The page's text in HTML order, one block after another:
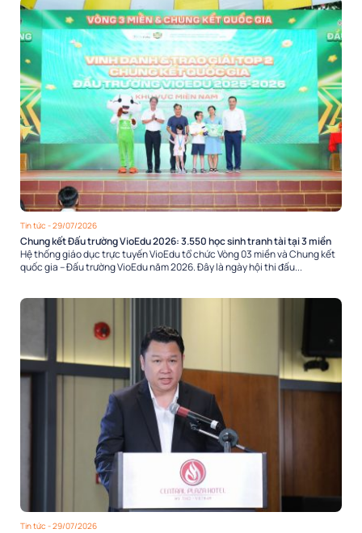
Tin tức - 29/07/2026
Chung kết Đấu trường VioEdu 2026: 3.550 học sinh tranh tài tại 3 miền
Hệ thống giáo dục trực tuyến VioEdu tổ chức Vòng 03 miền và Chung kết
quốc gia – Đấu trường VioEdu năm 2026. Đây là ngày hội thi đấu...
Tin tức - 29/07/2026